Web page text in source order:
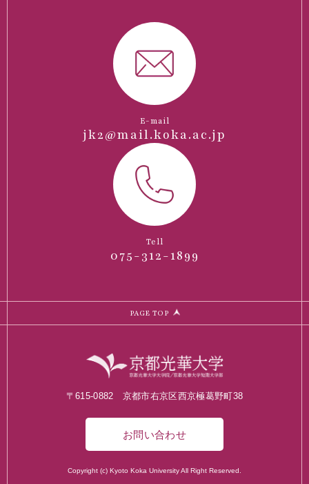
E-mail
jk2@mail.koka.ac.jp
Tell
075-312-1899
PAGE TOP
〒615-0882 京都市右京区西京極葛野町38
お問い合わせ
Copyright (c) Kyoto Koka University All Right Reserved.